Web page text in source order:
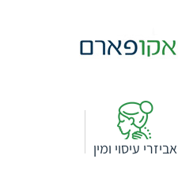
אביזרי עיסוי ומין